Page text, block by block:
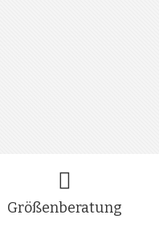
Größenberatung